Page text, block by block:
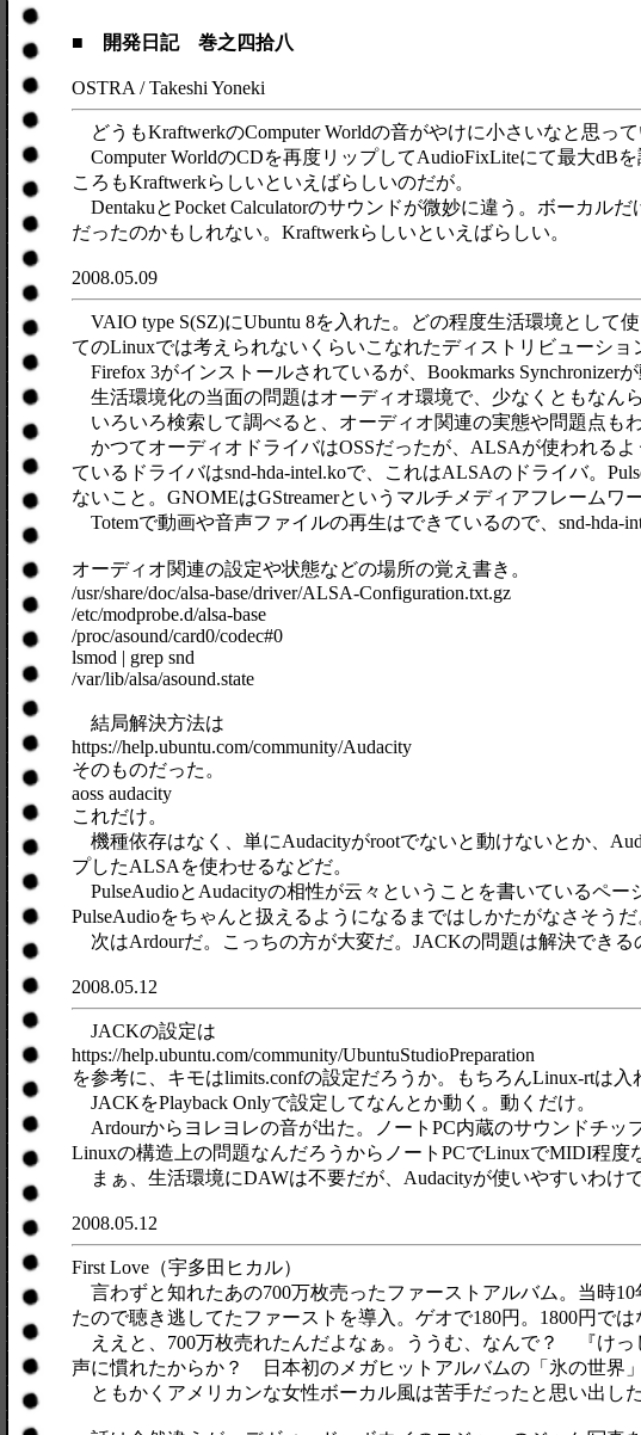
■ 開発日記 巻之四拾八
OSTRA / Takeshi Yoneki
どうもKraftwerkのComputer Worldの音がやけに小さいなと思って
Computer WorldのCDを再度リップしてAudioFixLiteにて最大dB
ころもKraftwerkらしいといえばらしいのだが。
DentakuとPocket Calculatorのサウンドが微妙に違う。ボーカル
だったのかもしれない。Kraftwerkらしいといえばらしい。
2008.05.09
VAIO type S(SZ)にUbuntu 8を入れた。どの程度生活環境として
てのLinuxでは考えられないくらいこなれたディストリビューショ
Firefox 3がインストールされているが、Bookmarks Synchronizer
生活環境化の当面の問題はオーディオ環境で、少なくともなん
いろいろ検索して調べると、オーディオ関連の実態や問題点もわ
かつてオーディオドライバはOSSだったが、ALSAが使われるよ
ているドライバはsnd-hda-intel.koで、これはALSAのドライバ。
ないこと。GNOMEはGStreamerというマルチメディアフレーム
Totemで動画や音声ファイルの再生はできているので、snd-hda-
オーディオ関連の設定や状態などの場所の覚え書き。
/usr/share/doc/alsa-base/driver/ALSA-Configuration.txt.gz
/etc/modprobe.d/alsa-base
/proc/asound/card0/codec#0
lsmod | grep snd
/var/lib/alsa/asound.state
結局解決方法は
https://help.ubuntu.com/community/Audacity
そのものだった。
aoss audacity
これだけ。
機種依存はなく、単にAudacityがrootでないと動けないとか、
プしたALSAを使わせるなどだ。
PulseAudioとAudacityの相性が云々ということを書いているペー
PulseAudioをちゃんと扱えるようになるまではしかたがなさそうだ
次はArdourだ。こっちの方が大変だ。JACKの問題は解決できる
2008.05.12
JACKの設定は
https://help.ubuntu.com/community/UbuntuStudioPreparation
を参考に、キモはlimits.confの設定だろうか。もちろんLinux-rtは入
JACKをPlayback Onlyで設定してなんとか動く。動くだけ。
Ardourからヨレヨレの音が出た。ノートPC内蔵のサウンドチッ
Linuxの構造上の問題なんだろうからノートPCでLinuxでMIDI程度
まぁ、生活環境にDAWは不要だが、Audacityが使いやすいわけ
2008.05.12
First Love（宇多田ヒカル）
言わずと知れたあの700万枚売ったファーストアルバム。当時
たので聴き逃してたファーストを導入。ゲオで180円。1800円で
ええと、700万枚売れたんだよなぁ。ううむ、なんで？ 『けっ
声に慣れたからか？ 日本初のメガヒットアルバムの「氷の世界
ともかくアメリカンな女性ボーカル風は苦手だったと思い出した